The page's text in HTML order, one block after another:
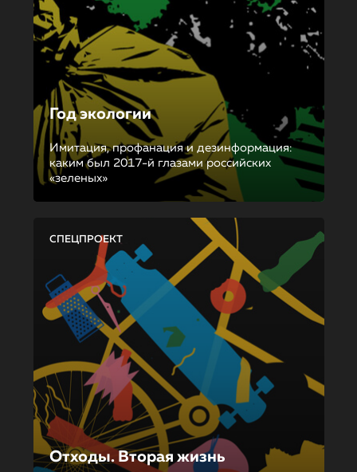
Год экологии
Имитация, профанация и дезинформация:
каким был 2017-й глазами российских
«зеленых»
СПЕЦПРОЕКТ
Отходы. Вторая жизнь